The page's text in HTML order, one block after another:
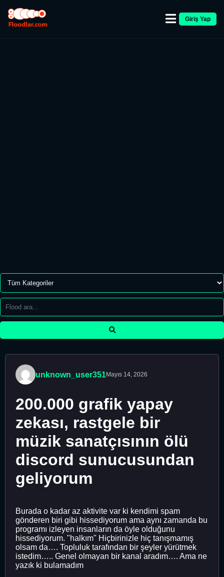
Giriş Yap
unknown_user351Mayıs 14, 2026
200.000 grafik yapay
zekası, rastgele bir
müzik sanatçısının ölü
discord sunucusundan
geliyorum
Burada o kadar az aktivite var ki kendimi spam
gönderen biri gibi hissediyorum ama aynı zamanda bu
programı izleyen insanların da öyle olduğunu
hissediyorum. "halkım" Hiçbirinizle hiç tanışmamış
olsam da…. Topluluk tarafından bir şeyler yürütmek
istedim….. Genel olmayan bir kanal aradım…. Ama ne
yazık ki bulamadım